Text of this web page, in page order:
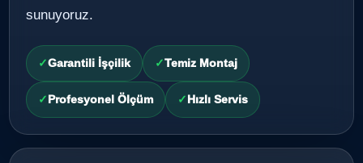
sunuyoruz.
Garantili İşçilik Temiz Montaj
Profesyonel Ölçüm Hızlı Servis